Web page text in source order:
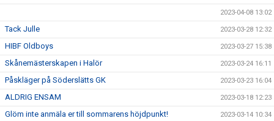
2023-04-08 13:02
Tack Julle 2023-03-28 12:32
HIBF Oldboys 2023-03-27 15:38
Skånemästerskapen i Halör 2023-03-24 16:11
Påskläger på Söderslätts GK 2023-03-23 16:04
ALDRIG ENSAM 2023-03-18 12:23
Glöm inte anmäla er till sommarens höjdpunkt! 2023-03-14 10:34